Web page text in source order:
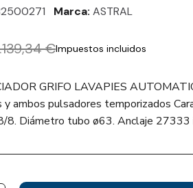
Marca ASTRAL
€Impuestos incluidos
GRIFO LAVAPIES
y ambos pulsadores temporizados
8. Diámetro tubo ø63. Anclaje 27333